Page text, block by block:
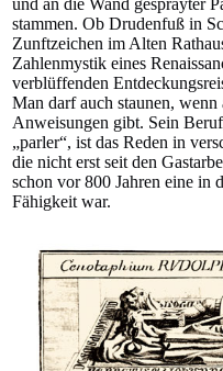
und an die Wand gesprayter
stammen. Ob Drudenfuß in
Zunftzeichen im Alten
Zahlenmystik eines
verblüffenden
Man darf auch staunen,
Anweisungen gibt. Sein
„parler“, ist das Reden in
die nicht erst seit den
schon vor 800 Jahren eine in
Fähigkeit war.